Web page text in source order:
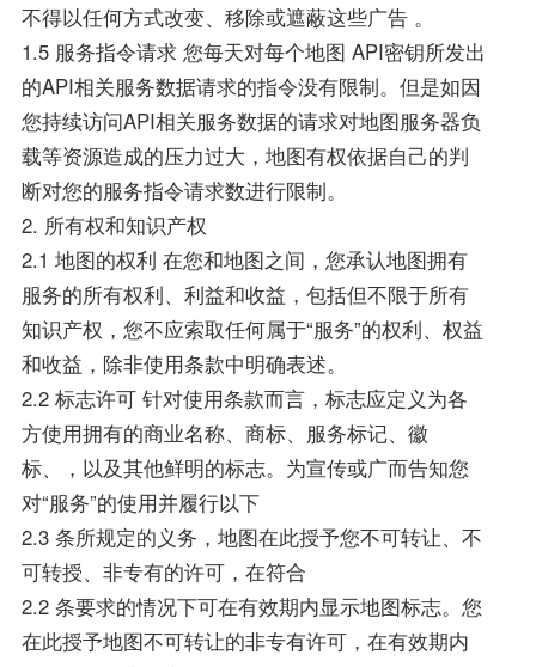
不得以任何方式改变、移除或遮蔽这些广告 。
1.5 服务指令请求 您每天对每个地图 API密钥所发出
的API相关服务数据请求的指令没有限制。但是如因
您持续访问API相关服务数据的请求对地图服务器负
载等资源造成的压力过大，地图有权依据自己的判
断对您的服务指令请求数进行限制。
2. 所有权和知识产权
2.1 地图的权利 在您和地图之间，您承认地图拥有
服务的所有权利、利益和收益，包括但不限于所有
知识产权，您不应索取任何属于“服务”的权利、权益
和收益，除非使用条款中明确表述。
2.2 标志许可 针对使用条款而言，标志应定义为各
方使用拥有的商业名称、商标、服务标记、徽
标、，以及其他鲜明的标志。为宣传或广而告知您
对“服务”的使用并履行以下
2.3 条所规定的义务，地图在此授予您不可转让、不
可转授、非专有的许可，在符合
2.2 条要求的情况下可在有效期内显示地图标志。您
在此授予地图不可转让的非专有许可，在有效期内